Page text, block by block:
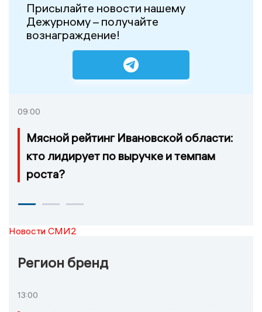
Присылайте новости нашему
Дежурному – получайте
вознаграждение!
09:00
Мясной рейтинг Ивановской области:
кто лидирует по выручке и темпам
роста?
Новости СМИ2
Регион бренд
13:00